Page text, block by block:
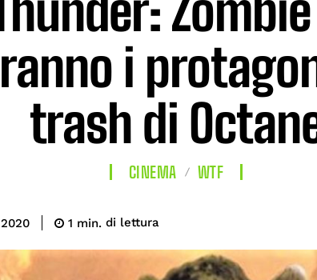
i
trash di
CINEMA WTF
1 min. di lettura